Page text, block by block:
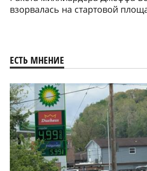
взорвалась на стартовой
ЕСТЬ МНЕНИЕ